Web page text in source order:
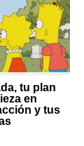
tu plan
en
y tus